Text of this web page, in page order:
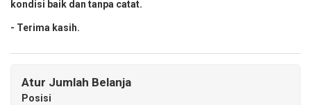
kondisi baik dan tanpa catat.
- Terima kasih.
Atur Jumlah Belanja
Posisi